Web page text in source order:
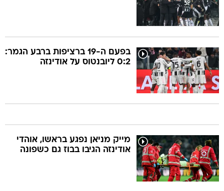
בפעם ה-19 ברציפות ברבע הגמר:
0:2 ליובנטוס על אודינזה
מייק מניאן נפגע בראשו, אוהדי
אודינזה הגיבו בבוז גם כשפונה